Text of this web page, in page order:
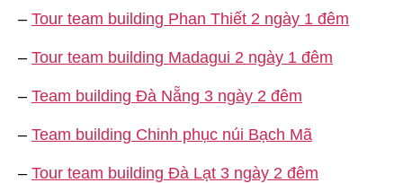
– Tour team building Phan Thiết 2 ngày 1 đêm
– Tour team building Madagui 2 ngày 1 đêm
– Team building Đà Nẵng 3 ngày 2 đêm
– Team building Chinh phục núi Bạch Mã
– Tour team building Đà Lạt 3 ngày 2 đêm